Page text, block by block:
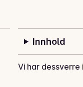
Innhold
Vi har